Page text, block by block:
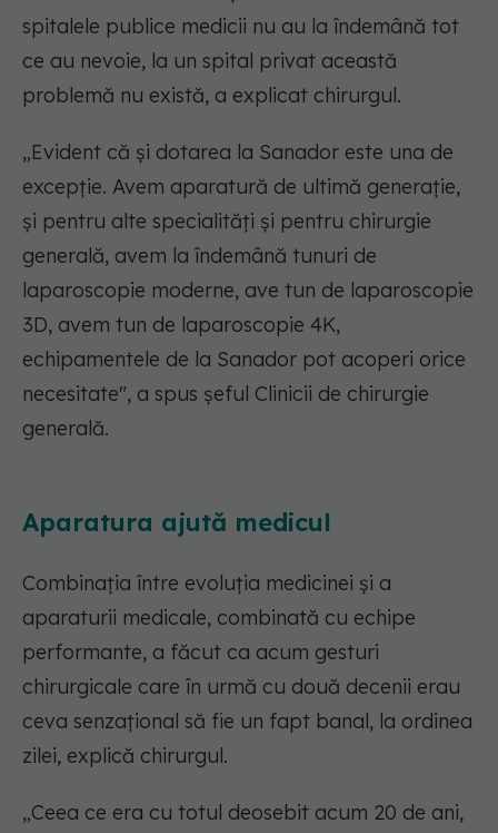
spitalele publice medicii nu au la îndemână tot
ce au nevoie, la un spital privat această
problemă nu există, a explicat chirurgul.
„Evident că și dotarea la Sanador este una de
excepție. Avem aparatură de ultimă generație,
și pentru alte specialități și pentru chirurgie
generală, avem la îndemână tunuri de
laparoscopie moderne, ave tun de laparoscopie
3D, avem tun de laparoscopie 4K,
echipamentele de la Sanador pot acoperi orice
necesitate", a spus șeful Clinicii de chirurgie
generală.
Aparatura ajută medicul
Combinația între evoluția medicinei și a
aparaturii medicale, combinată cu echipe
performante, a făcut ca acum gesturi
chirurgicale care în urmă cu două decenii erau
ceva senzațional să fie un fapt banal, la ordinea
zilei, explică chirurgul.
„Ceea ce era cu totul deosebit acum 20 de ani,